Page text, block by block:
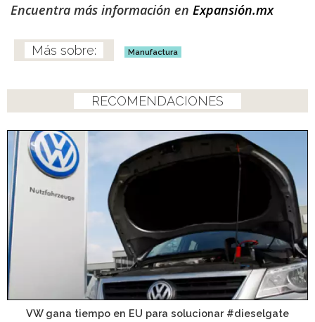
Encuentra más información en Expansión.mx
Manufactura
RECOMENDACIONES
VW gana tiempo en EU para solucionar #dieselgate